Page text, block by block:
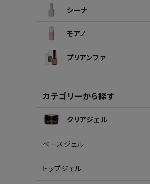
シーナ
モアノ
プリアンファ
カテゴリーから探す
クリアジェル
ベースジェル
トップジェル